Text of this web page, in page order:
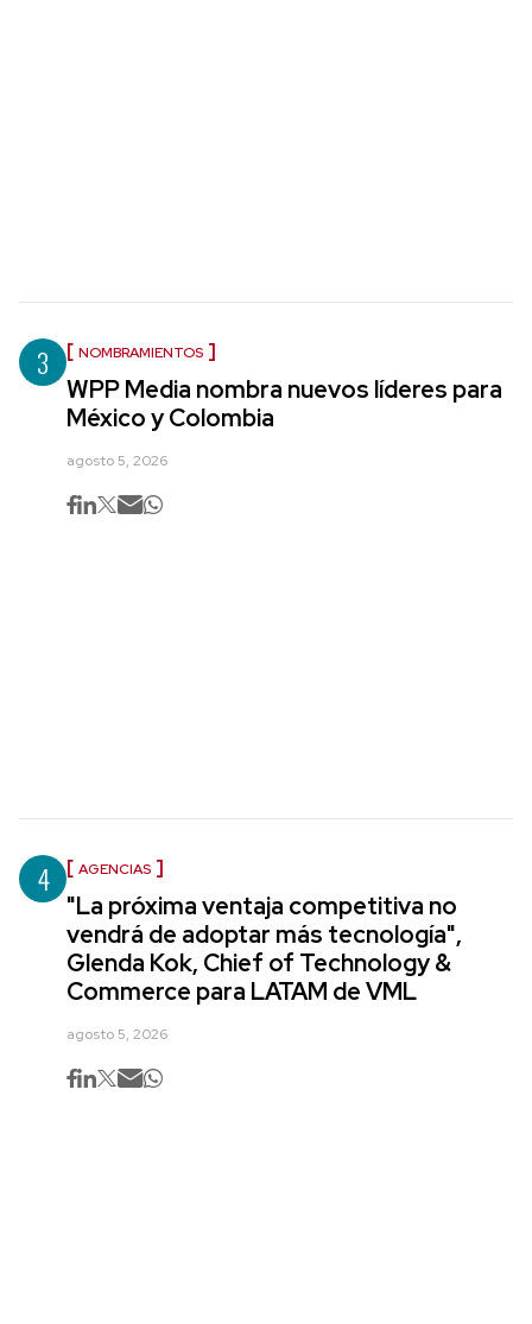
3 NOMBRAMIENTOS
WPP Media nombra nuevos líderes para
México y Colombia
agosto 5, 2026
4 AGENCIAS
"La próxima ventaja competitiva no
vendrá de adoptar más tecnología",
Glenda Kok, Chief of Technology &
Commerce para LATAM de VML
agosto 5, 2026